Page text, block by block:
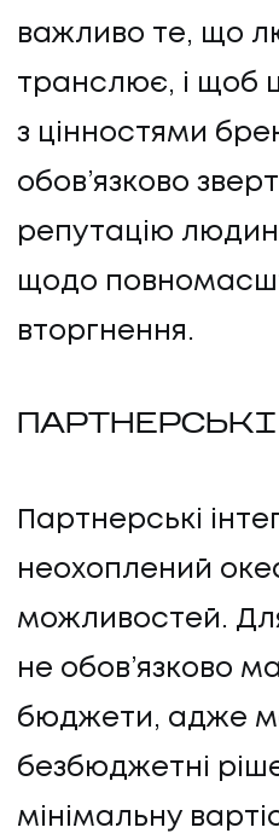
важливо те, що
транслює, і щоб
з цінностями
обов’язково
репутацію
щодо
вторгнення.
Партнерські
неохоплений
можливостей.
не обов’язково
бюджети, адже
безбюджетні
мінімальну